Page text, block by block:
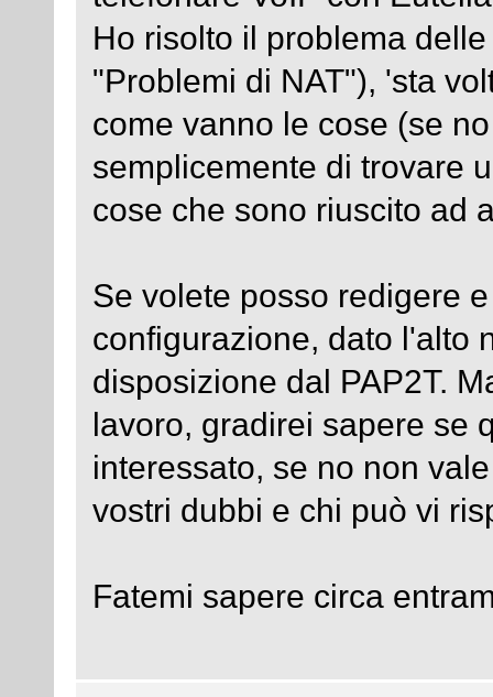
Ho risolto il problema
"Problemi di NAT"), 'sta
come vanno le cose (se
semplicemente di trovare
cose che sono riuscito ad
Se volete posso redigere
configurazione, dato l'alto
disposizione dal PAP2T.
lavoro, gradirei sapere se
interessato, se no non
vostri dubbi e chi può vi
Fatemi sapere circa